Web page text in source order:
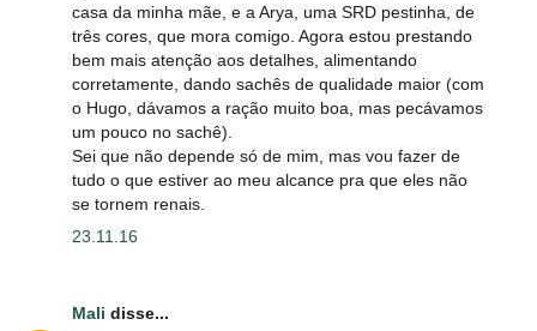
casa da minha mãe, e a Arya, uma SRD pestinha, de
três cores, que mora comigo. Agora estou prestando
bem mais atenção aos detalhes, alimentando
corretamente, dando sachês de qualidade maior (com
o Hugo, dávamos a ração muito boa, mas pecávamos
um pouco no sachê).
Sei que não depende só de mim, mas vou fazer de
tudo o que estiver ao meu alcance pra que eles não
se tornem renais.
23.11.16
Mali disse...